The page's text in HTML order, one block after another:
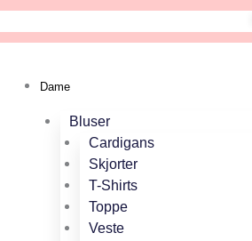
Gå
til
Dame
Bluser
Cardigans
Skjorter
T-Shirts
Toppe
Veste
Sisters
Point
77
brown
flower
antal